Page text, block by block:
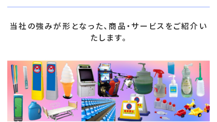
当社の強みが形となった、商品・サービスをご紹介い
たします。